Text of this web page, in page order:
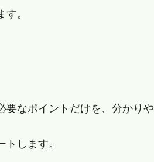
。
要なポイントだけを、分かりや
します。